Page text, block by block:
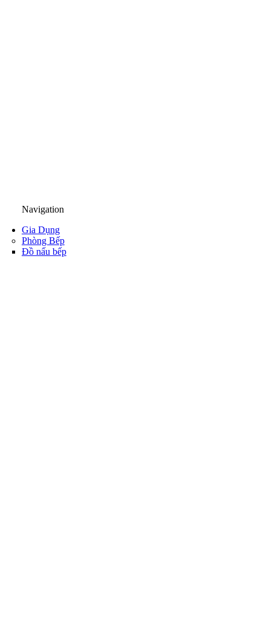
Navigation
Gia Dụng
Phòng Bếp
Đồ nấu bếp